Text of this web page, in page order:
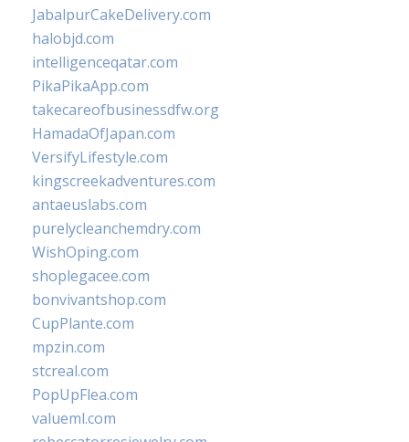
JabalpurCakeDelivery.com
halobjd.com
intelligenceqatar.com
PikaPikaApp.com
takecareofbusinessdfw.org
HamadaOfJapan.com
VersifyLifestyle.com
kingscreekadventures.com
antaeuslabs.com
purelycleanchemdry.com
WishOping.com
shoplegacee.com
bonvivantshop.com
CupPlante.com
mpzin.com
stcreal.com
PopUpFlea.com
valueml.com